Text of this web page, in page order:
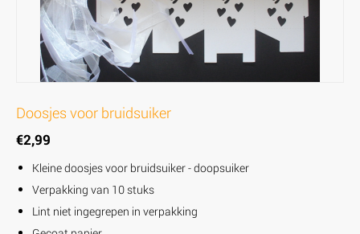
Doosjes voor bruidsuiker
€2,99
Kleine doosjes voor bruidsuiker - doopsuiker
Verpakking van 10 stuks
Lint niet ingegrepen in verpakking